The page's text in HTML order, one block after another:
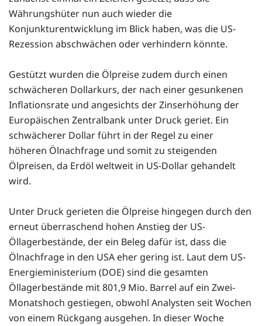
Währungshüter nun auch wieder die
Konjunkturentwicklung im Blick haben, was die US-
Rezession abschwächen oder verhindern könnte.
Gestützt wurden die Ölpreise zudem durch einen
schwächeren Dollarkurs, der nach einer gesunkenen
Inflationsrate und angesichts der Zinserhöhung der
Europäischen Zentralbank unter Druck geriet. Ein
schwächerer Dollar führt in der Regel zu einer
höheren Ölnachfrage und somit zu steigenden
Ölpreisen, da Erdöl weltweit in US-Dollar gehandelt
wird.
Unter Druck gerieten die Ölpreise hingegen durch den
erneut überraschend hohen Anstieg der US-
Öllagerbestände, der ein Beleg dafür ist, dass die
Ölnachfrage in den USA eher gering ist. Laut dem US-
Energieministerium (DOE) sind die gesamten
Öllagerbestände mit 801,9 Mio. Barrel auf ein Zwei-
Monatshoch gestiegen, obwohl Analysten seit Wochen
von einem Rückgang ausgehen. In dieser Woche